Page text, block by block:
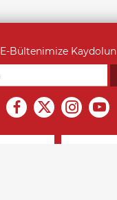
E-Bültenimize Kaydolun